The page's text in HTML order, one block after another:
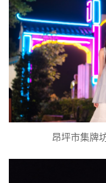
昂坪市集牌